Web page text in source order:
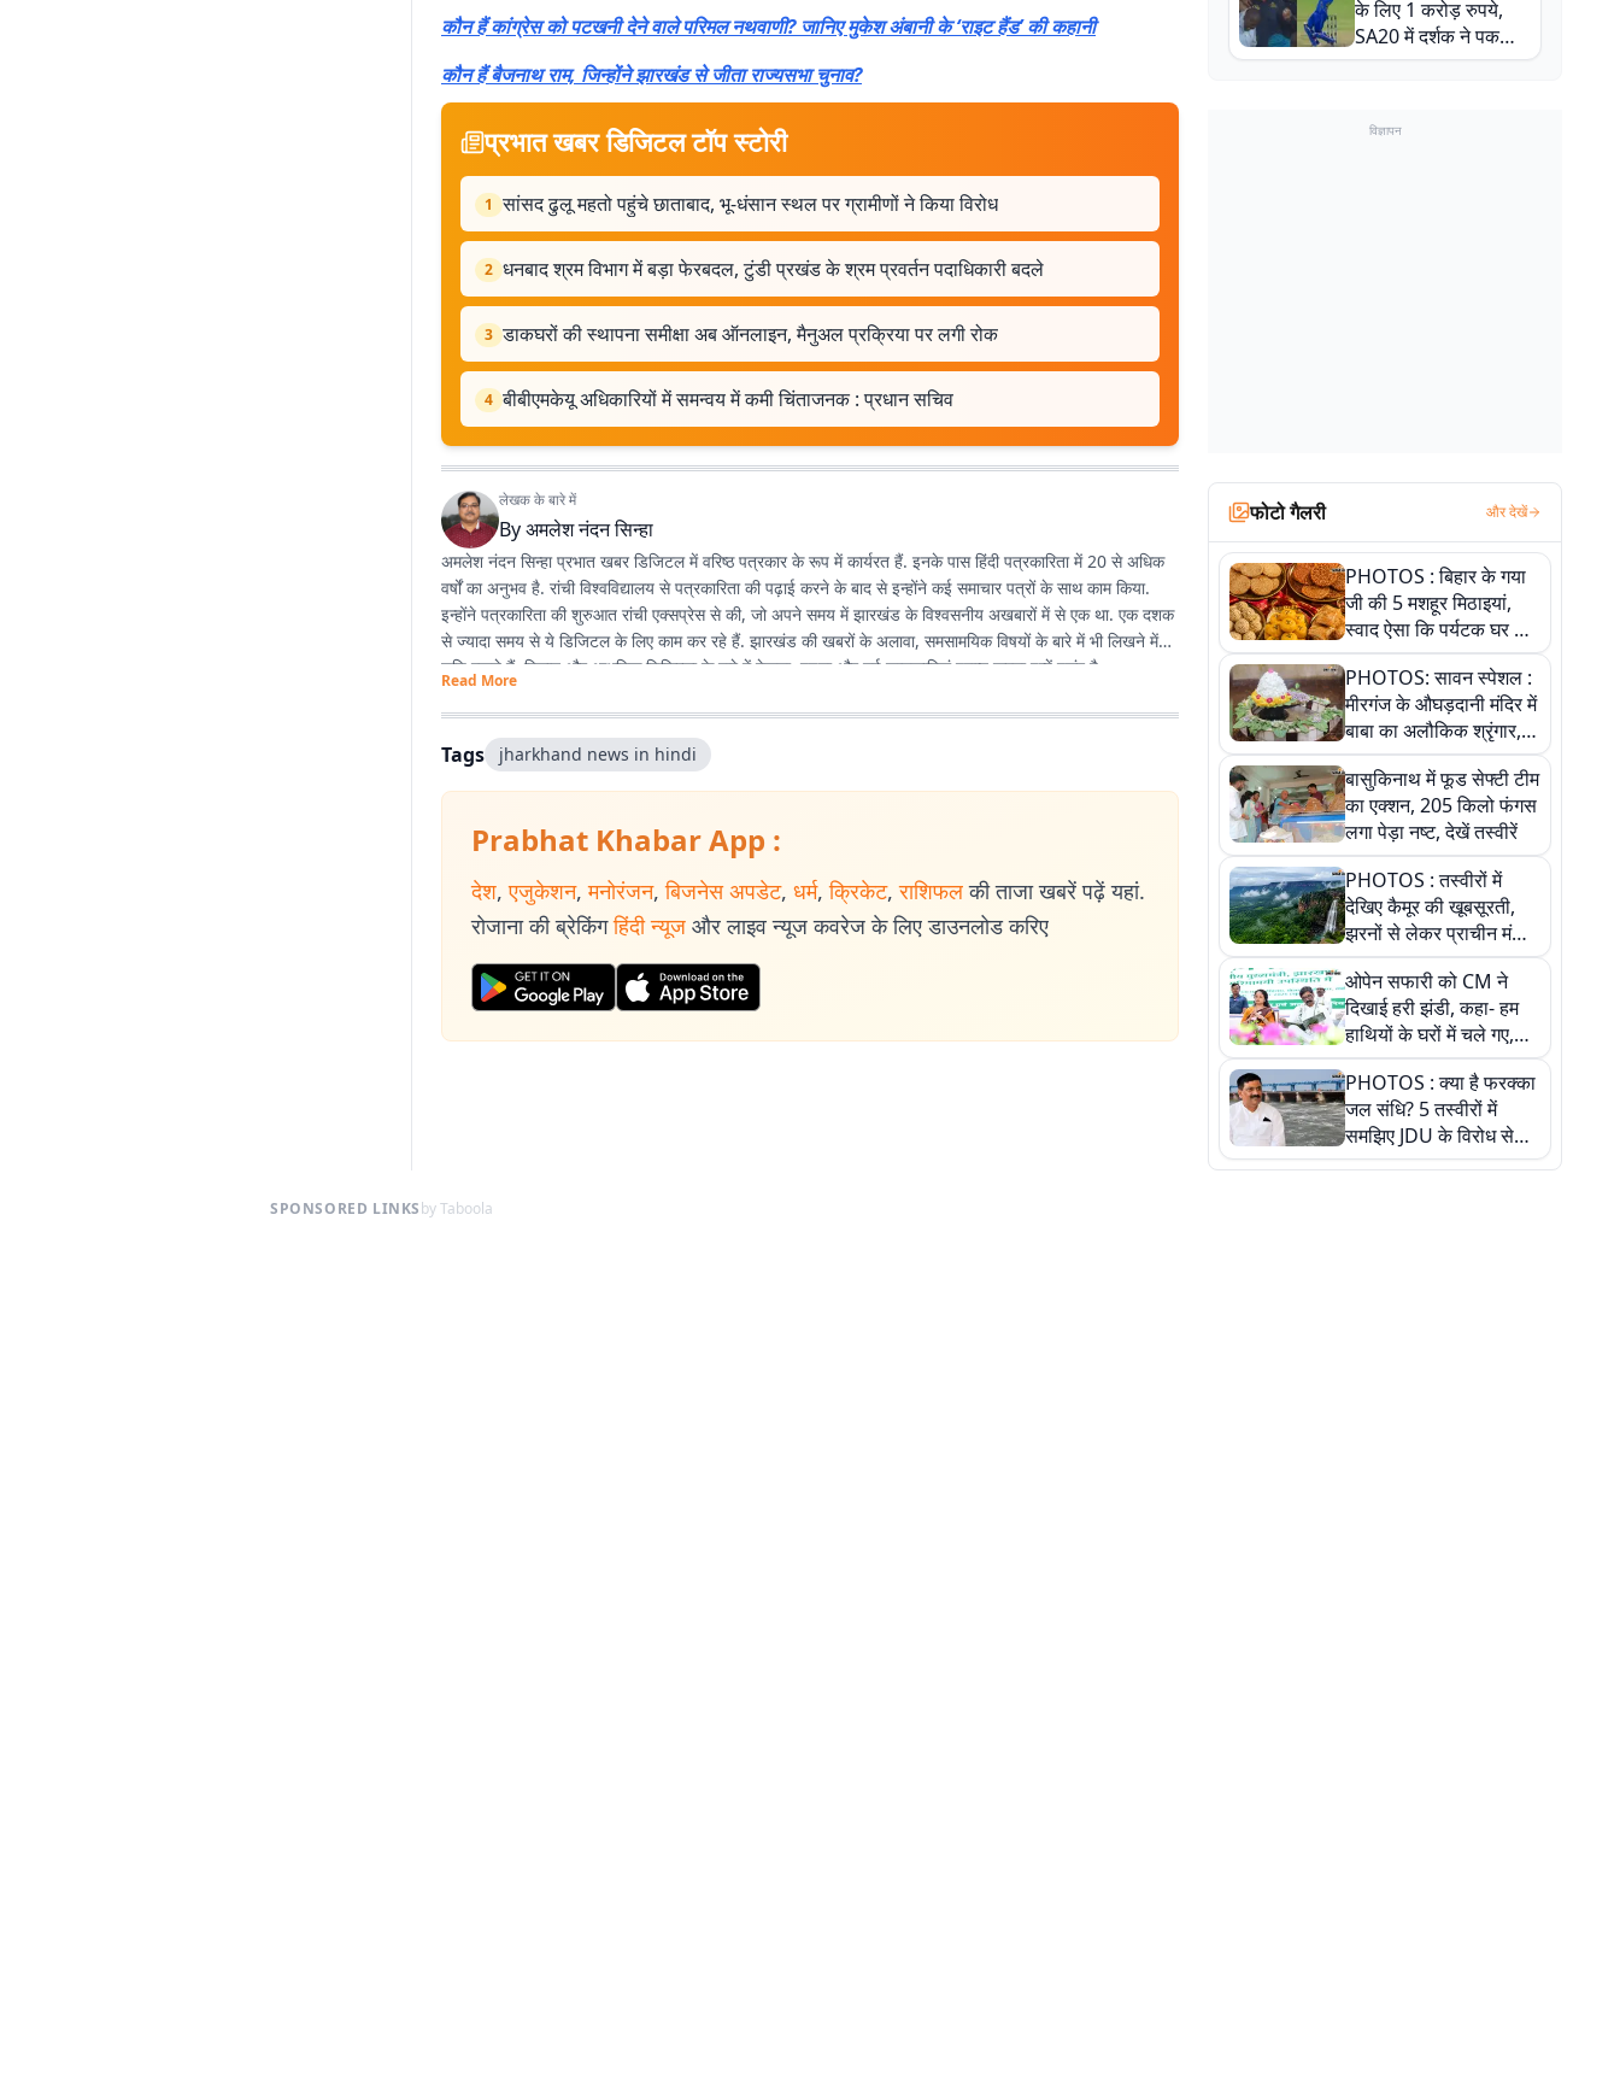
कौन हैं कांग्रेस को पटखनी देने वाले परिमल नथवाणी? जानिए मुकेश अंबानी के ‘राइट हैंड’ की कहानी
कौन हैं बैजनाथ राम, जिन्होंने झारखंड से जीता राज्यसभा चुनाव?
प्रभात खबर डिजिटल टॉप स्टोरी
1 सांसद ढुलू महतो पहुंचे छाताबाद, भू-धंसान स्थल पर ग्रामीणों ने किया विरोध
2 धनबाद श्रम विभाग में बड़ा फेरबदल, टुंडी प्रखंड के श्रम प्रवर्तन पदाधिकारी बदले
3 डाकघरों की स्थापना समीक्षा अब ऑनलाइन, मैनुअल प्रक्रिया पर लगी रोक
4 बीबीएमकेयू अधिकारियों में समन्वय में कमी चिंताजनक : प्रधान सचिव
लेखक के बारे में
Byअमलेश नंदन सिन्हा
अमलेश नंदन सिन्हा प्रभात खबर डिजिटल में वरिष्ठ पत्रकार के रूप में कार्यरत हैं. इनके पास हिंदी पत्रकारिता में 20 से अधिक
वर्षों का अनुभव है. रांची विश्वविद्यालय से पत्रकारिता की पढ़ाई करने के बाद से इन्होंने कई समाचार पत्रों के साथ काम किया.
इन्होंने पत्रकारिता की शुरुआत रांची एक्सप्रेस से की, जो अपने समय में झारखंड के विश्वसनीय अखबारों में से एक था. एक दशक
से ज्यादा समय से ये डिजिटल के लिए काम कर रहे हैं. झारखंड की खबरों के अलावा, समसामयिक विषयों के बारे में भी लिखने में
रुचि रखते हैं. विज्ञान और आधुनिक चिकित्सा के बारे में देखना, पढ़ना और नई जानकारियां प्राप्त करना इन्हें पसंद है.
Read More
Tags jharkhand news in hindi
Prabhat Khabar App :
देश, एजुकेशन, मनोरंजन, बिजनेस अपडेट, धर्म, क्रिकेट, राशिफल की ताजा खबरें पढ़ें यहां.
रोजाना की ब्रेकिंग हिंदी न्यूज और लाइव न्यूज कवरेज के लिए डाउनलोड करिए
के लिए 1 करोड़ रुपये,
SA20 में दर्शक ने पकड़ा
एक हाथ से गजब का कैच
विज्ञापन
फोटो गैलरी और देखें
PHOTOS : बिहार के गया
जी की 5 मशहूर मिठाइयां,
स्वाद ऐसा कि पर्यटक घर ले
जाना नहीं भूलते, तस्वीरों में
देखें
PHOTOS: सावन स्पेशल :
मीरगंज के औघड़दानी मंदिर में
बाबा का अलौकिक श्रृंगार,
तस्वीरों में देखें महादेव के कई
मनमोहक स्वरूप
बासुकिनाथ में फूड सेफ्टी टीम
का एक्शन, 205 किलो फंगस
लगा पेड़ा नष्ट, देखें तस्वीरें
PHOTOS : तस्वीरों में
देखिए कैमूर की खूबसूरती,
झरनों से लेकर प्राचीन मंदिरों
तक प्रकृति और आस्था का
अद्भुत संगम
ओपेन सफारी को CM ने
दिखाई हरी झंडी, कहा- हम
हाथियों के घरों में चले गए,
देखें तस्वीरें
PHOTOS : क्या है फरक्का
जल संधि? 5 तस्वीरों में
समझिए JDU के विरोध से
लेकर बिहार पर असर तक
SPONSORED LINKSby Taboola